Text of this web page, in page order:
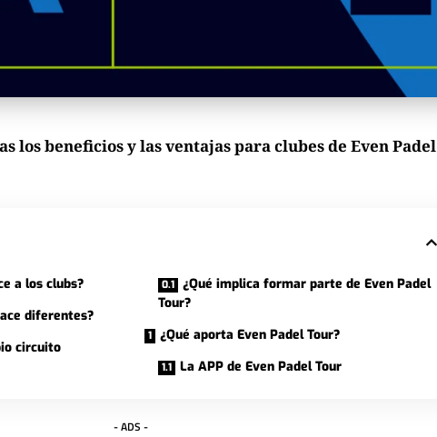
los beneficios y las ventajas para clubes de Even Padel
a los clubs?
diferentes?
circuito
¿Qué implica formar parte de Even Padel
Tour?
¿Qué aporta Even Padel Tour?
La APP de Even Padel Tour
- ADS -